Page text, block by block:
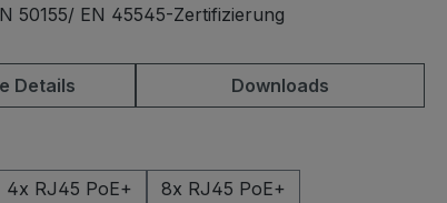
50155/ EN 45545-Zertifizierung
Details Downloads
4x RJ45 PoE+ 8x RJ45 PoE+